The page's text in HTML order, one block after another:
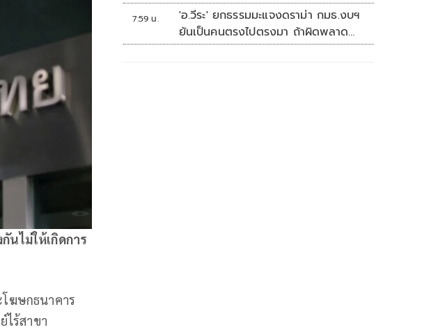
นไม่ให้เกิดการ
ฆษกธนาคาร
ร้สาขา
7:59 น.
'อ.วีระ' ยกธรรมมะแจงดราม่า กมธ.งบฯ
ยันเป็นคนตรงไปตรงมา ถ้าผิดพลาด
พร้อมขอโทษ